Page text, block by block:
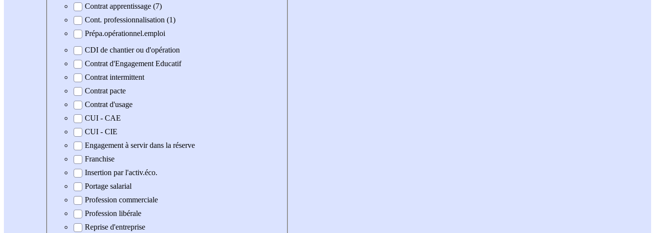
Contrat apprentissage (7)
Cont. professionnalisation (1)
Prépa.opérationnel.emploi
CDI de chantier ou d'opération
Contrat d'Engagement Educatif
Contrat intermittent
Contrat pacte
Contrat d'usage
CUI - CAE
CUI - CIE
Engagement à servir dans la réserve
Franchise
Insertion par l'activ.éco.
Portage salarial
Profession commerciale
Profession libérale
Reprise d'entreprise